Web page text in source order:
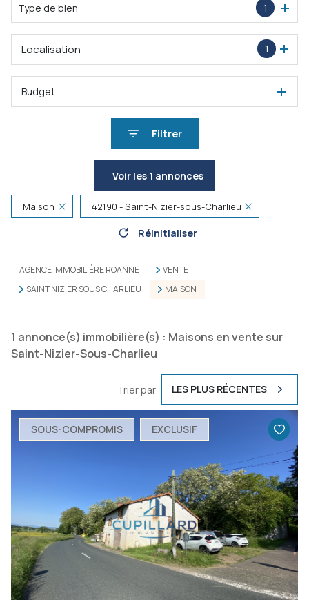
Type de bien 1
1
Localisation
Budget
Filtrer
Voir les 1 annonces
Maison 42190 - Saint-Nizier-sous-Charlieu
Réinitialiser
AGENCE IMMOBILIÈRE ROANNE
VENTE
SAINT NIZIER SOUS CHARLIEU
MAISON
1 annonce(s) immobilière(s) : Maisons en vente sur
Saint-Nizier-Sous-Charlieu
Trier par LES PLUS RÉCENTES
SOUS-COMPROMIS EXCLUSIF